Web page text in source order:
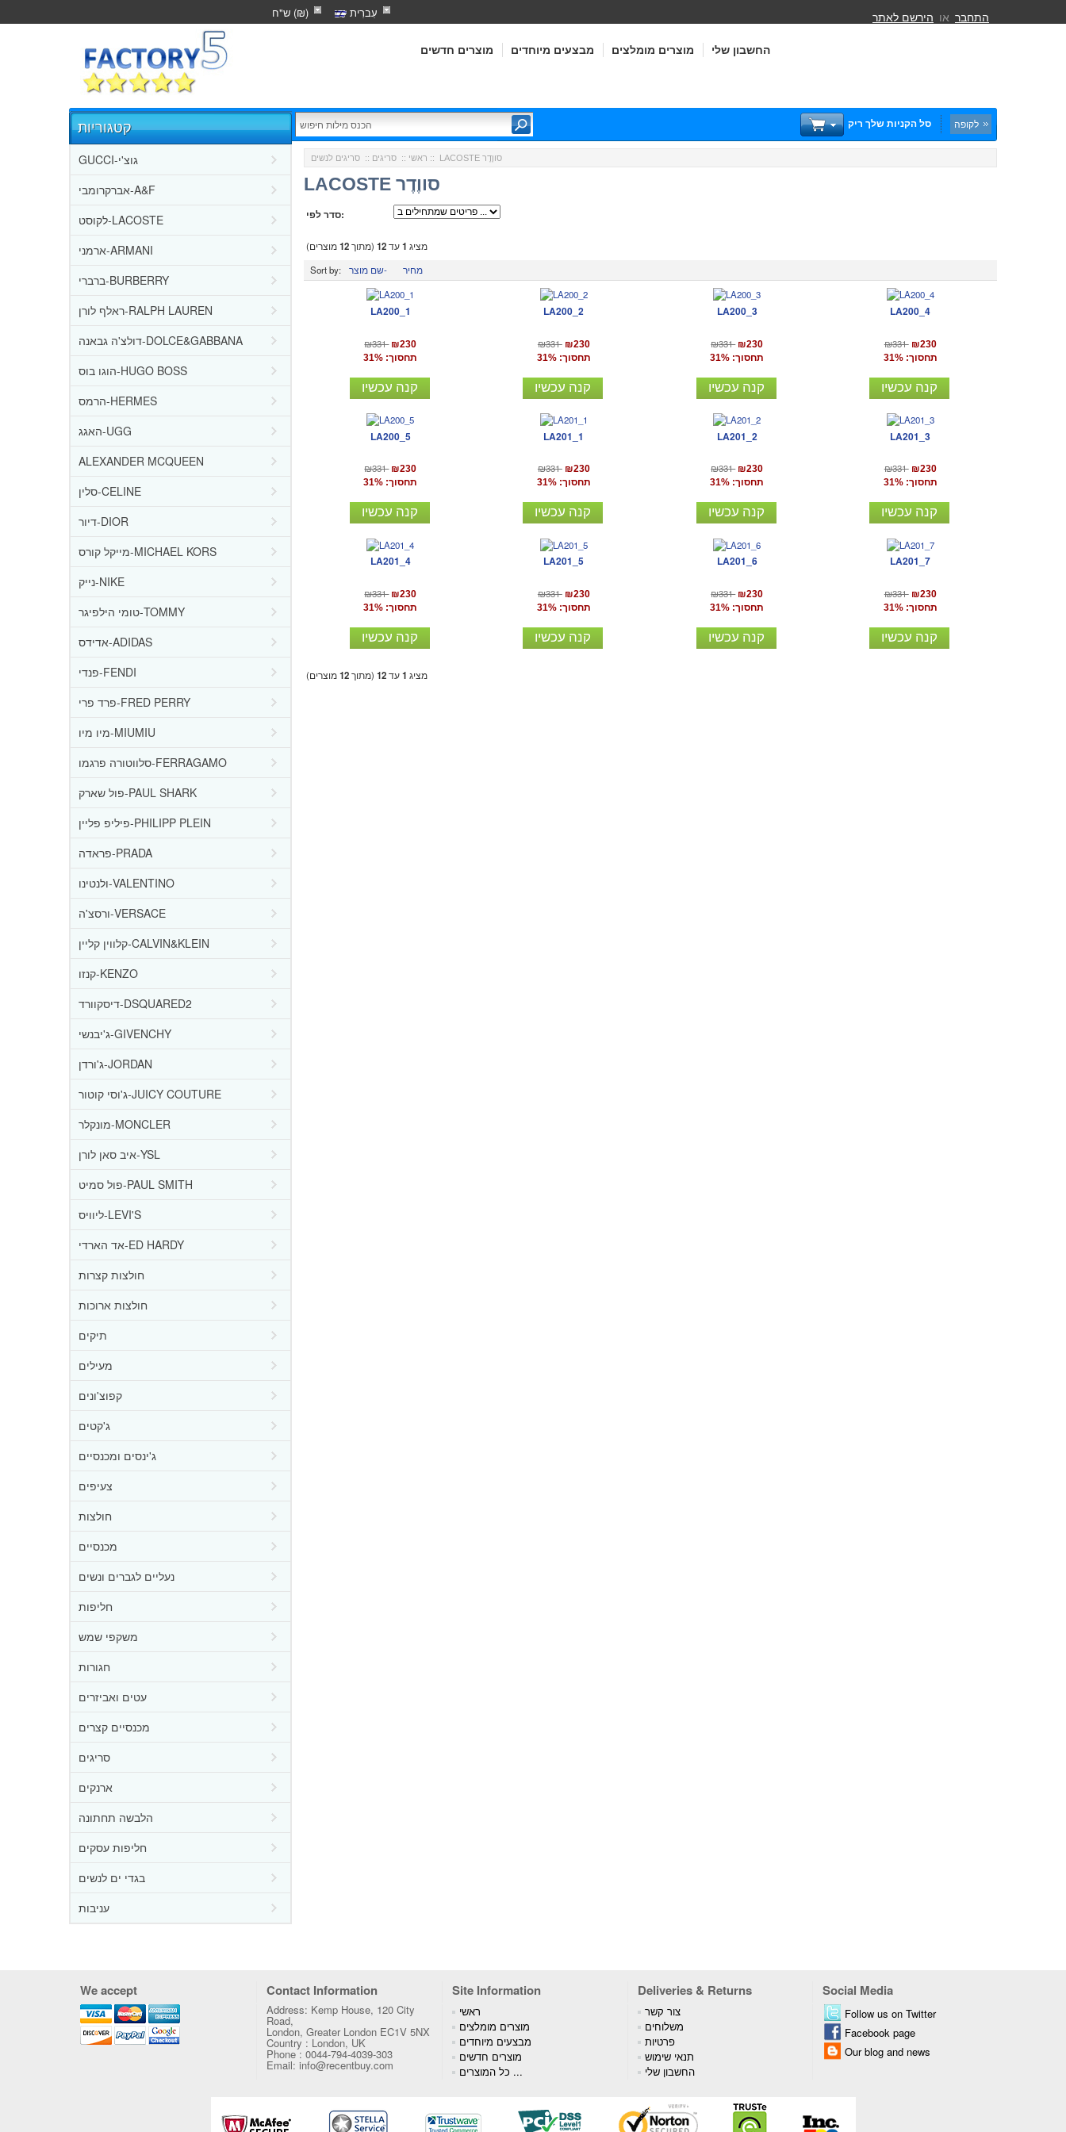
עִברִית ש"ח (₪)
מוצרים חדשים מבצעים מיוחדים מוצרים מומלצים החשבון שלי
התחבר או הירשם לאתר
סל הקניות שלך ריק לקופה
קטגוריות
GUCCI-גוצ'י
אברקרומבי-A&F
לקוסט-LACOSTE
ארמני-ARMANI
ברברי-BURBERRY
ראלף לורן-RALPH LAUREN
דולצ'ה גבאנה-DOLCE&GABBANA
הוגו בוס-HUGO BOSS
הרמס-HERMES
האגג-UGG
ALEXANDER MCQUEEN
סלין-CELINE
דיור-DIOR
מייקל קורס-MICHAEL KORS
נייק-NIKE
טומי הילפיגר-TOMMY
אדידס-ADIDAS
פנדי-FENDI
פרד פרי-FRED PERRY
מיו מיו-MIUMIU
סלווטורה פרגמו-FERRAGAMO
פול שארק-PAUL SHARK
פיליפ פליין-PHILIPP PLEIN
פראדה-PRADA
ולנטינו-VALENTINO
ורסצ'ה-VERSACE
קלווין קליין-CALVIN&KLEIN
קנזו-KENZO
דיסקוורד-DSQUARED2
ג'יבנשי-GIVENCHY
ג'ורדן-JORDAN
ג'וסי קוטור-JUICY COUTURE
מונקלר-MONCLER
איב סאן לורן-YSL
פול סמיט-PAUL SMITH
ליוויס-LEVI'S
אד הארדי-ED HARDY
חולצות קצרות
חולצות ארוכות
תיקים
מעילים
קפוצ'ונים
ג'קטים
ג'ינסים ומכנסיים
צעיפים
חולצות
מכנסיים
נעליים לגברים ונשים
חליפות
משקפי שמש
חגורות
עטים ואביזרים
מכנסיים קצרים
סריגים
ארנקים
הלבשה תחתונה
חליפות עסקים
בגדי ים לנשים
עניבות
ראשי :: סריגים :: סריגים לנשים :: LACOSTE סווֶדֶר
LACOSTE סווֶדֶר
סדר לפי:
מציג 1עד12(מתוך12מוצרים)
Sort by:
שם מוצר- מחיר
LA200_1
₪331 ₪230
תחסוך: 31%
קנה עכשיו
LA200_2
₪331 ₪230
תחסוך: 31%
קנה עכשיו
LA200_3
₪331 ₪230
תחסוך: 31%
קנה עכשיו
LA200_4
₪331 ₪230
תחסוך: 31%
קנה עכשיו
LA200_5
₪331 ₪230
תחסוך: 31%
קנה עכשיו
LA201_1
₪331 ₪230
תחסוך: 31%
קנה עכשיו
LA201_2
₪331 ₪230
תחסוך: 31%
קנה עכשיו
LA201_3
₪331 ₪230
תחסוך: 31%
קנה עכשיו
LA201_4
₪331 ₪230
תחסוך: 31%
קנה עכשיו
LA201_5
₪331 ₪230
תחסוך: 31%
קנה עכשיו
LA201_6
₪331 ₪230
תחסוך: 31%
קנה עכשיו
LA201_7
₪331 ₪230
תחסוך: 31%
קנה עכשיו
מציג 1עד12(מתוך12מוצרים)
We accept Contact Information Site Information Deliveries & Returns Social Media
Address: Kemp House, 120 City
Road,
London, Greater London EC1V 5NX
Country : London, UK
Phone : 0044-794-4039-303
Email: info@recentbuy.com
ראשי
מוצרים מומלצים
מבצעים מיוחדים
מוצרים חדשים
כל המוצרים ...
צור קשר
משלוחים
פרטיות
תנאי שימוש
החשבון שלי
Follow us on Twitter
Facebook page
Our blog and news